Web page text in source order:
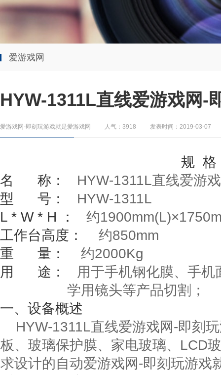
爱游戏网
HYW-1311L直线爱游戏网-
爱游戏网-即刻玩游戏就是爱游戏网 人气：3918 发表时间：2019-03-07
规 格
名
称： HYW-1311L直线爱游
型
号：
HYW-1311L
L * W * H
： 约1900mm(L)×
工作台高度：
约850mm
重
量： 约2000Kg
用
途：
用于手机钢化膜、手机
学用镜头等产品切割；
一、 设备概述
HYW-1311L直线爱游戏网-即刻
板、玻璃保护膜、家电玻璃、LCD
求设计的自动爱游戏网-即刻玩游戏